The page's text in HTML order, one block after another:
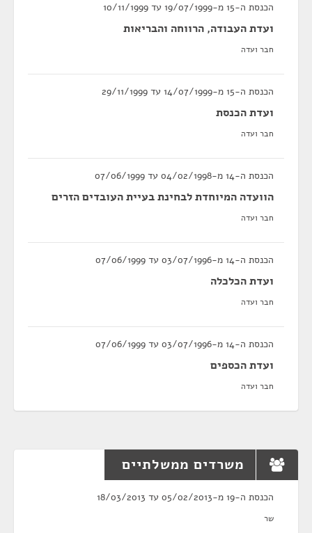
הכנסת ה-15 מ-19/07/1999 עד 10/11/1999
ועדת העבודה, הרווחה והבריאות
חבר ועדה
הכנסת ה-15 מ-14/07/1999 עד 29/11/1999
ועדת הכנסת
חבר ועדה
הכנסת ה-14 מ-04/02/1998 עד 07/06/1999
הוועדה המיוחדת לבחינת בעיית העובדים הזרים
חבר ועדה
הכנסת ה-14 מ-03/07/1996 עד 07/06/1999
ועדת הכלכלה
חבר ועדה
הכנסת ה-14 מ-03/07/1996 עד 07/06/1999
ועדת הכספים
חבר ועדה
משרדים ממשלתיים
הכנסת ה-19 מ-05/02/2013 עד 18/03/2013
שר